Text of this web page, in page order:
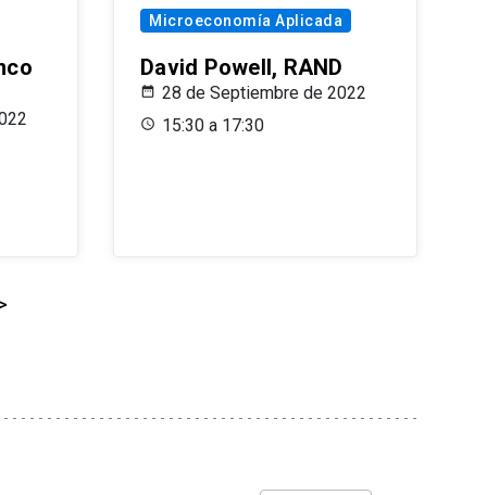
Microeconomía Aplicada
David Powell, RAND
28 de Septiembre de 2022
15:30 a 17:30